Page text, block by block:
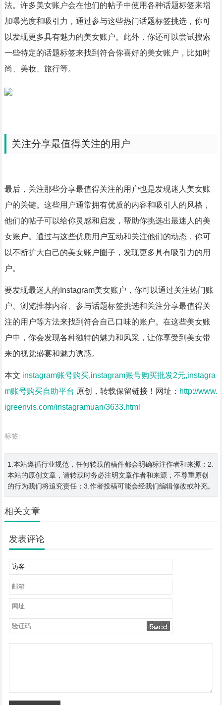
法。许多美女账户会在他们的帖子中使用各种话题标签来增
加曝光度和吸引力，通过参与这些热门话题标签挑选，你可
以发现更多具有魅力的美女账户。此外，你还可以尝试搜索
一些特定的话题标签来找到符合你喜好的美女账户，比如时
尚、美妆、旅行等。
关注分享最值得关注的用户
最后，关注那些分享最值得关注的用户也是发现迷人美女账
户的关键。这些用户通常拥有优质的内容和吸引人的风格，
他们的帖子可以给你灵感和启发，帮助你挑选出最迷人的美
女账户。通过与这些优质用户互动和关注他们的动态，你可
以不断扩大自己的美女账户圈子，发现更多具有吸引力的用
户。
要发现最迷人的Instagram美女账户，你可以通过关注热门账
户、浏览推荐内容、参与话题标签挑选和关注分享最值得关
注的用户等方法来找到符合自己口味的账户。在这些美女账
户中，你会发现各种独特的魅力和风采，让你享受到美女带
来的视觉盛宴和魅力诱惑。
本文 instagram账号购买,instagram账号购买批发2元,instagra
m账号购买自助平台 原创，转载保留链接！网址： http://www.
igreenvis.com/instagramuan/3633.html
标签:
1.本站遵循行业规范，任何转载的稿件都会明确标注作者和来源；2.
本站的原创文章，请转载时务必注明文章作者和来源，不尊重原创
的行为我们将追究责任；3.作者投稿可能会经我们编辑修改或补充。
相关文章
发表评论